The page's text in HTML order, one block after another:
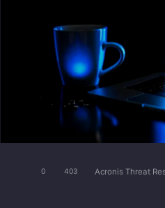
0 403 Acronis Threat